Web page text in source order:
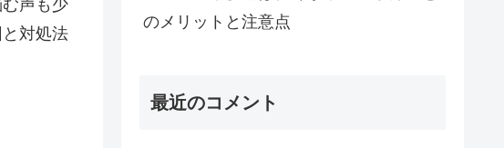
声も少
対処法
のメリットと注意点
最近のコメント